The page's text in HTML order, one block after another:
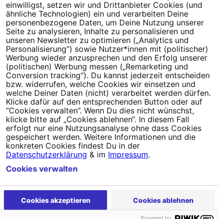
Newsletter jederzeit wieder abbestellen.
Datenschutz Impressum
einwilligst, setzen wir und Drittanbieter Cookies (und
ähnliche Technologien) ein und verarbeiten Deine
personenbezogene Daten, um Deine Nutzung unserer
Seite zu analysieren, Inhalte zu personalisieren und
unseren Newsletter zu optimieren („Analytics und
Personalisierung“) sowie Nutzer*innen mit (politischer)
Werbung wieder anzusprechen und den Erfolg unserer
(politischen) Werbung messen („Remarketing und
Conversion tracking“). Du kannst jederzeit entscheiden
bzw. widerrufen, welche Cookies wir einsetzen und
welche Deiner Daten (nicht) verarbeitet werden dürfen.
Klicke dafür auf den entsprechenden Button oder auf
“Cookies verwalten”. Wenn Du dies nicht wünschst,
klicke bitte auf „Cookies ablehnen“. In diesem Fall
erfolgt nur eine Nutzungsanalyse ohne dass Cookies
gespeichert werden. Weitere Informationen und die
konkreten Cookies findest Du in der
Datenschutzerklärung & im Impressum.
Cookies akzeptieren Cookies ablehnen
Cookies verwalten